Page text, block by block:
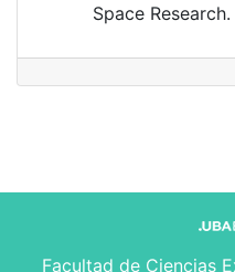
Space
Facultad de Ciencias